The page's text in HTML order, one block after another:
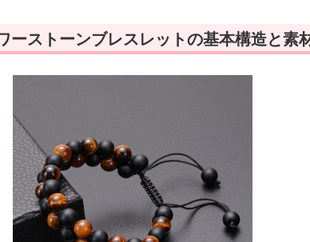
ーストーンブレスレットの基本構造と素